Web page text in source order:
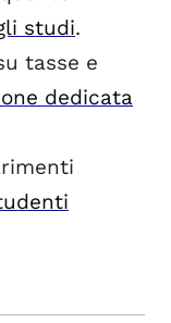
studi.
tasse e
dedicata